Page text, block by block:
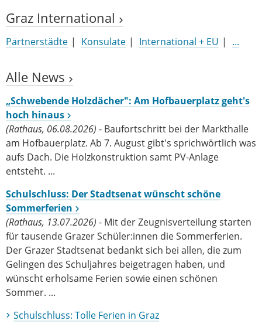
Graz International
Partnerstädte Konsulate International + EU ...
Alle News
„Schwebende Holzdächer": Am Hofbauerplatz geht's
hoch hinaus
(Rathaus, 06.08.2026) - Baufortschritt bei der Markthalle
am Hofbauerplatz. Ab 7. August gibt's sprichwörtlich was
aufs Dach. Die Holzkonstruktion samt PV-Anlage
entsteht. ...
Schulschluss: Der Stadtsenat wünscht schöne
Sommerferien
(Rathaus, 13.07.2026) - Mit der Zeugnisverteilung starten
für tausende Grazer Schüler:innen die Sommerferien.
Der Grazer Stadtsenat bedankt sich bei allen, die zum
Gelingen des Schuljahres beigetragen haben, und
wünscht erholsame Ferien sowie einen schönen
Sommer. ...
Schulschluss: Tolle Ferien in Graz